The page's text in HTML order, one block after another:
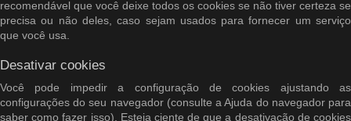
recomendável que você deixe todos os cookies se não tiver certeza se
precisa ou não deles, caso sejam usados ​​para fornecer um serviço
que você usa.
Desativar cookies
Você pode impedir a configuração de cookies ajustando as
configurações do seu navegador (consulte a Ajuda do navegador para
saber como fazer isso). Esteja ciente de que a desativação de cookies